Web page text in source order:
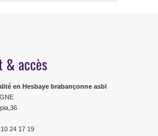
& accès
en Hesbaye brabançonne asbl
24 17 19